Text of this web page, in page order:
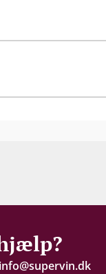
info@supervin.dk